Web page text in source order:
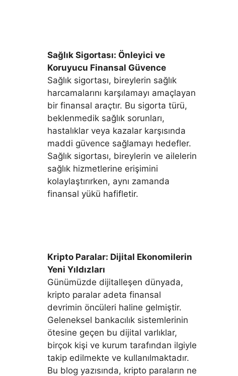
Sağlık Sigortası: Önleyici ve
Koruyucu Finansal Güvence
Sağlık sigortası, bireylerin sağlık
harcamalarını karşılamayı amaçlayan
bir finansal araçtır. Bu sigorta türü,
beklenmedik sağlık sorunları,
hastalıklar veya kazalar karşısında
maddi güvence sağlamayı hedefler.
Sağlık sigortası, bireylerin ve ailelerin
sağlık hizmetlerine erişimini
kolaylaştırırken, aynı zamanda
finansal yükü hafifletir.
Kripto Paralar: Dijital Ekonomilerin
Yeni Yıldızları
Günümüzde dijitalleşen dünyada,
kripto paralar adeta finansal
devrimin öncüleri haline gelmiştir.
Geleneksel bankacılık sistemlerinin
ötesine geçen bu dijital varlıklar,
birçok kişi ve kurum tarafından ilgiyle
takip edilmekte ve kullanılmaktadır.
Bu blog yazısında, kripto paraların ne